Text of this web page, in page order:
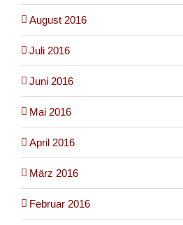
August 2016
Juli 2016
Juni 2016
Mai 2016
April 2016
März 2016
Februar 2016